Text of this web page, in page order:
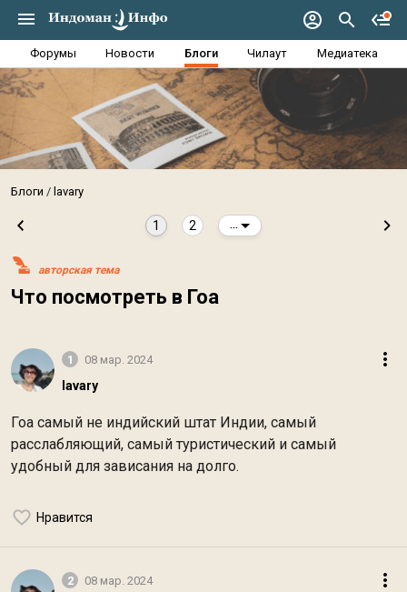
Форумы Новости Блоги Чилаут Медиатека
Блоги lavary
1 2
авторская тема
Что посмотреть в Гоа
1 08 мар. 2024
lavary
Гоа самый не индийский штат Индии, самый
расслабляющий, самый туристический и самый
удобный для зависания на долго.
Нравится
2 08 мар. 2024